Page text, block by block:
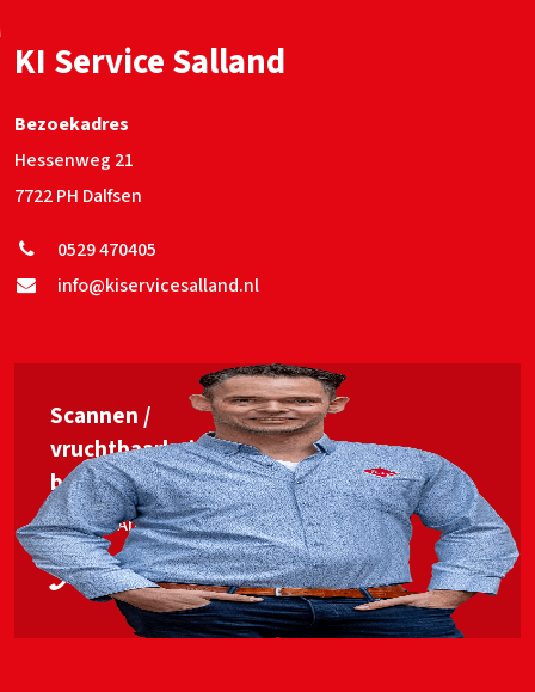
KI Service Salland
Bezoekadres
Hessenweg 21
7722 PH Dalfsen
0529 470405
info@kiservicesalland.nl
Scannen /
vruchtbaarheids­
begeleiding
Jan van Ankum
06 53563448